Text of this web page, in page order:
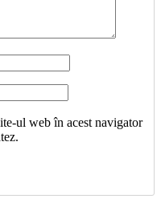
ul web în acest navigator